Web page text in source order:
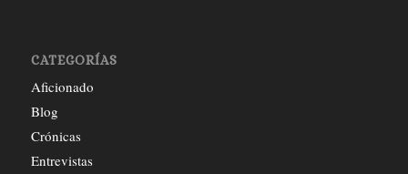
CATEGORÍAS
Aficionado
Blog
Crónicas
Entrevistas